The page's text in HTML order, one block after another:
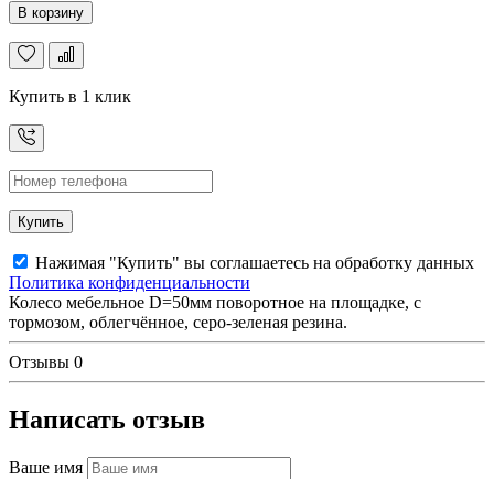
В корзину
Купить в 1 клик
Купить
Нажимая "Купить" вы соглашаетесь на обработку данных
Политика конфиденциальности
Колесо мебельное D=50мм поворотное на площадке, с
тормозом, облегчённое, серо-зеленая резина.
Отзывы 0
Написать отзыв
Ваше имя